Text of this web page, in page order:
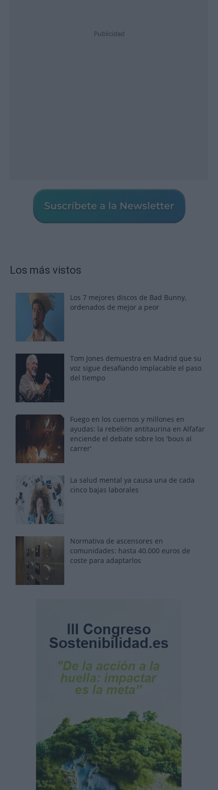
Publicidad
Los más vistos
Los 7 mejores discos de Bad Bunny,
ordenados de mejor a peor
Tom Jones demuestra en Madrid que su
voz sigue desafiando implacable el paso
del tiempo
Fuego en los cuernos y millones en
ayudas: la rebelión antitaurina en Alfafar
enciende el debate sobre los 'bous al
carrer'
La salud mental ya causa una de cada
cinco bajas laborales
Normativa de ascensores en
comunidades: hasta 40.000 euros de
coste para adaptarlos